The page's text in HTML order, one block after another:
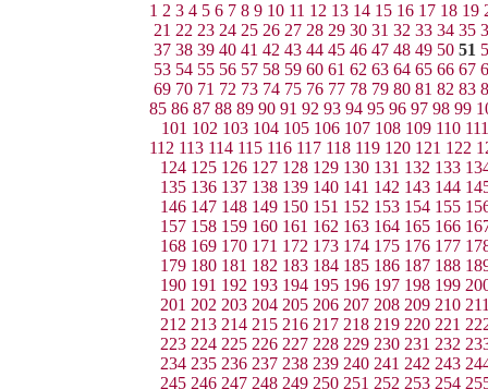
1 2 3 4 5 6 7 8 9 10 11 12 13 14 15 16 17 18 19
21 22 23 24 25 26 27 28 29 30 31 32 33 34 35
37 38 39 40 41 42 43 44 45 46 47 48 49 50 51
53 54 55 56 57 58 59 60 61 62 63 64 65 66 67
69 70 71 72 73 74 75 76 77 78 79 80 81 82 83
85 86 87 88 89 90 91 92 93 94 95 96 97 98 99
101 102 103 104 105 106 107 108 109 110 111
112 113 114 115 116 117 118 119 120 121 122
124 125 126 127 128 129 130 131 132 133
135 136 137 138 139 140 141 142 143 144
146 147 148 149 150 151 152 153 154 155
157 158 159 160 161 162 163 164 165 166
168 169 170 171 172 173 174 175 176 177
179 180 181 182 183 184 185 186 187 188
190 191 192 193 194 195 196 197 198 199
201 202 203 204 205 206 207 208 209 210
212 213 214 215 216 217 218 219 220 221
223 224 225 226 227 228 229 230 231 232
234 235 236 237 238 239 240 241 242 243
245 246 247 248 249 250 251 252 253 254